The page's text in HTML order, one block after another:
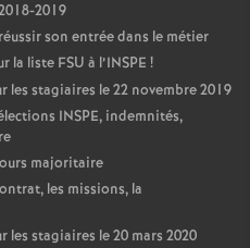
2019
son entrée dans le métier
la liste FSU à l’INSPE !
les stagiaires le 22 novembre 2019
INSPE, indemnités,
majoritaire
les missions, la
les stagiaires le 20 mars 2020